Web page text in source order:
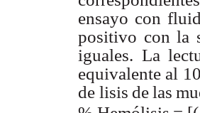
ensayo con
positivo con la
iguales. La
equivalente al
de lisis delas